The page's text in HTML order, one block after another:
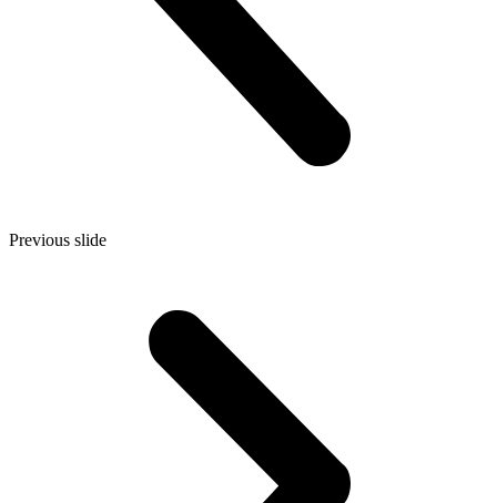
Previous slide